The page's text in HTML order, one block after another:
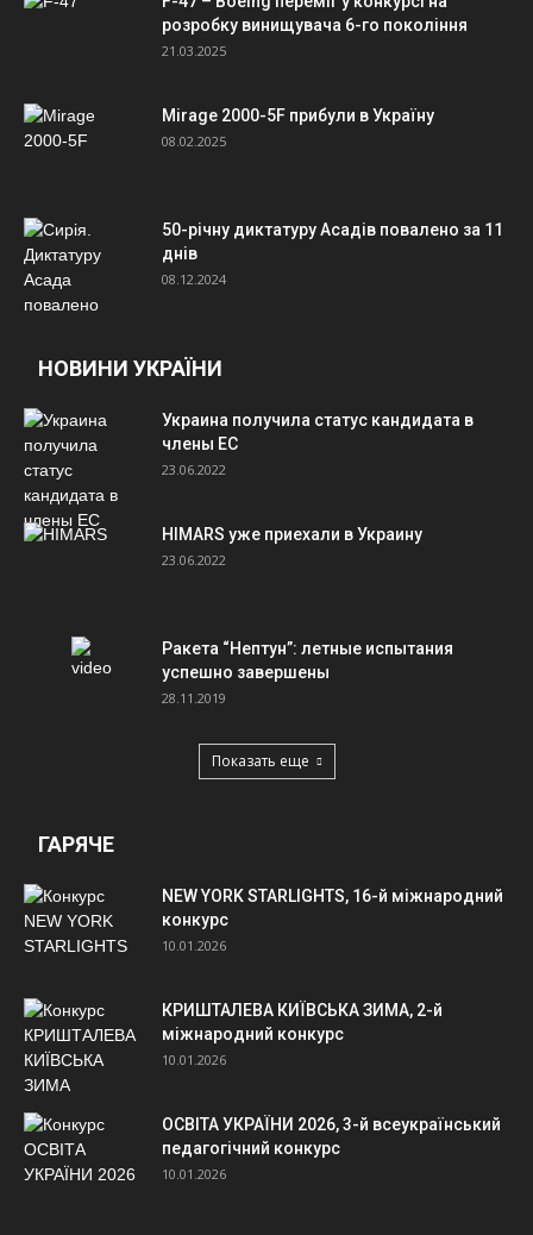
розробку винищувача 6-го покоління
21.03.2025
Mirage 2000-5F прибули в Україну
08.02.2025
50-річну диктатуру Асадів повалено за 11
днів
08.12.2024
НОВИНИ УКРАЇНИ
Украина получила статус кандидата в
члены ЕС
23.06.2022
HIMARS уже приехали в Украину
23.06.2022
Ракета “Нептун”: летные испытания
успешно завершены
28.11.2019
Показать еще
ГАРЯЧЕ
NEW YORK STARLIGHTS, 16-й міжнародний
конкурс
10.01.2026
КРИШТАЛЕВА КИЇВСЬКА ЗИМА, 2-й
міжнародний конкурс
10.01.2026
ОСВІТА УКРАЇНИ 2026, 3-й всеукраїнський
педагогічний конкурс
10.01.2026